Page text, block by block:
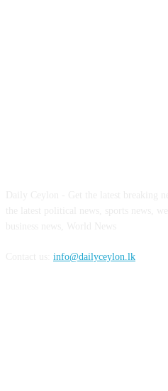
info@dailyceylon.lk